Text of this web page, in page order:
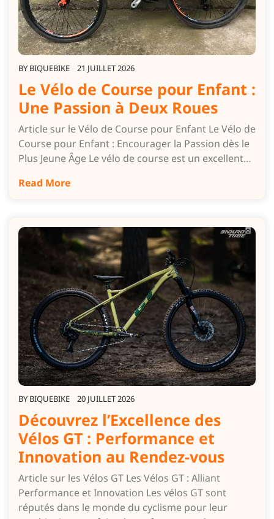
BY BIQUEBIKE 21 JUILLET 2026
Le Vélo de Course pour Enfant :
Une Passion à Deux Roues
Article sur le Vélo de Course pour Enfant Le Vélo de
Course pour Enfant : Encourager la Passion dès le
Plus Jeune Âge Le vélo de course est un excellent…
Read More
BY BIQUEBIKE 20 JUILLET 2026
Découvrez l’Excellence des
Vélos GT : Performance et
Innovation au Rendez-vous
Article sur les Vélos GT Les Vélos GT : Alliant
Performance et Innovation Les vélos GT sont
réputés dans le monde du cyclisme pour leur